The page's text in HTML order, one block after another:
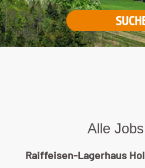
Alle
Raiffeisen-Lagerhaus